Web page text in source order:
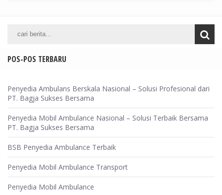
POS-POS TERBARU
Penyedia Ambulans Berskala Nasional – Solusi Profesional dari
PT. Bagja Sukses Bersama
Penyedia Mobil Ambulance Nasional – Solusi Terbaik Bersama
PT. Bagja Sukses Bersama
BSB Penyedia Ambulance Terbaik
Penyedia Mobil Ambulance Transport
Penyedia Mobil Ambulance